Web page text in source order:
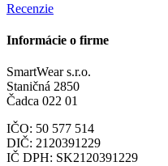
Recenzie
Informácie o firme
SmartWear s.r.o.
Staničná 2850
Čadca 022 01
IČO: 50 577 514
DIČ: 2120391229
IČ DPH: SK2120391229